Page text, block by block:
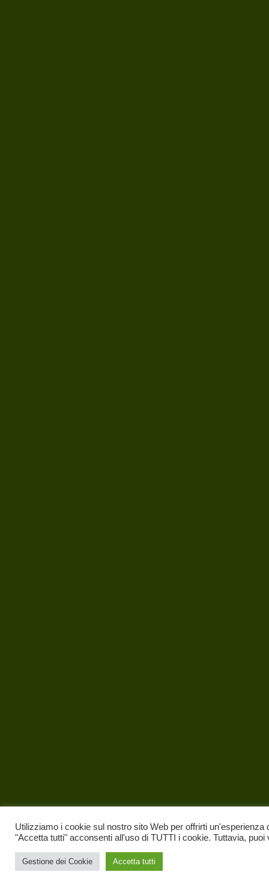
Utilizziamo i cookie sul nostro sito Web per offrirti
"Accetta tutti" acconsenti all'uso di TUTTI i cookie. Tuttavia,
Gestione dei Cookie Accetta tutti